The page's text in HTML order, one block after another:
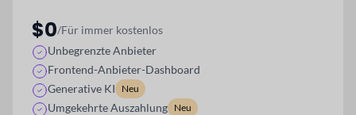
$0/Für immer kostenlos
Unbegrenzte Anbieter
Frontend-Anbieter-Dashboard
Generative KI
Neu
Umgekehrte Auszahlung Neu